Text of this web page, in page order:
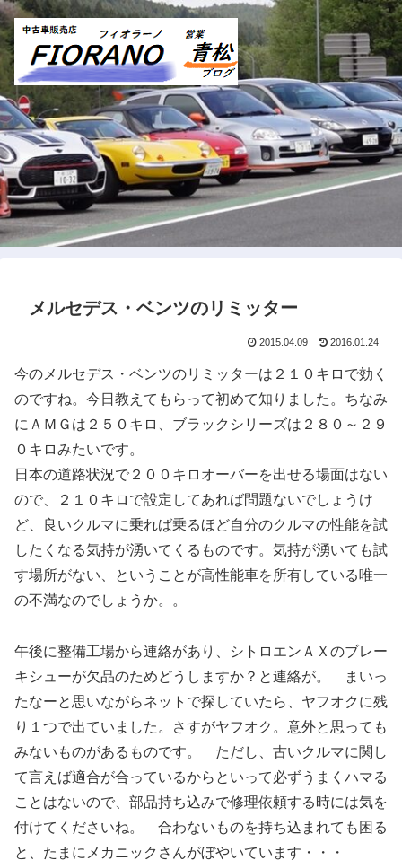
メルセデス・ベンツのリミッター
2015.04.09 2016.01.24
今のメルセデス・ベンツのリミッターは２１０キロで効く
のですね。今日教えてもらって初めて知りました。ちなみ
にＡＭＧは２５０キロ、ブラックシリーズは２８０～２９
０キロみたいです。
日本の道路状況で２００キロオーバーを出せる場面はない
ので、２１０キロで設定してあれば問題ないでしょうけ
ど、良いクルマに乗れば乗るほど自分のクルマの性能を試
したくなる気持が湧いてくるものです。気持が湧いても試
す場所がない、ということが高性能車を所有している唯一
の不満なのでしょうか。。
午後に整備工場から連絡があり、シトロエンＡＸのブレー
キシューが欠品のためどうしますか？と連絡が。 まいっ
たなーと思いながらネットで探していたら、ヤフオクに残
り１つで出ていました。さすがヤフオク。意外と思っても
みないものがあるものです。 ただし、古いクルマに関し
て言えば適合が合っているからといって必ずうまくハマる
ことはないので、部品持ち込みで修理依頼する時には気を
付けてくださいね。 合わないものを持ち込まれても困る
と、たまにメカニックさんがぼやいています・・・